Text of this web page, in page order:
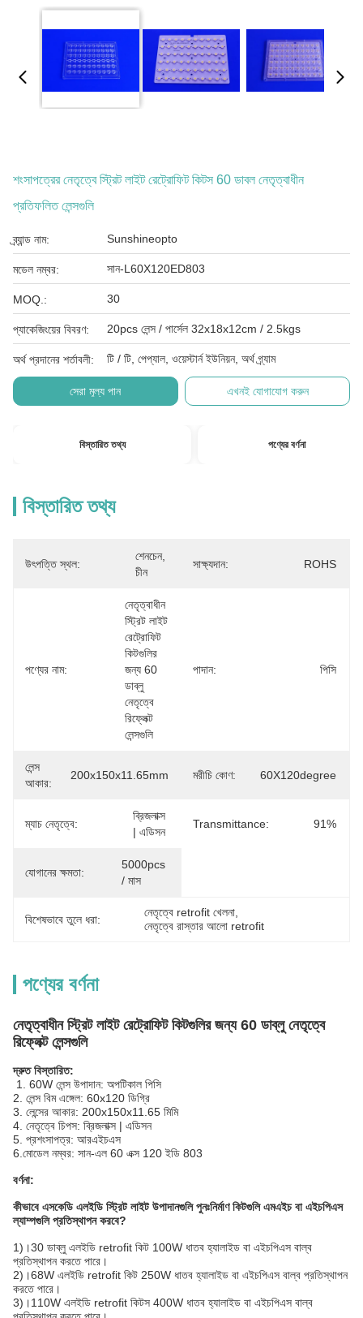
শংসাপত্রের নেতৃত্বে স্ট্রিট লাইট রেট্রোফিট কিটস 60 ডাবল নেতৃত্বাধীন
প্রতিফলিত লেন্সগুলি
ব্র্যান্ড নাম: Sunshineopto
মডেল নম্বর: সান-L60X120ED803
MOQ.: 30
প্যাকেজিংয়ের বিবরণ: 20pcs লেন্স / পার্সেল 32x18x12cm / 2.5kgs
অর্থ প্রদানের শর্তাবলী: টি / টি, পেপ্যাল, ওয়েস্টার্ন ইউনিয়ন, অর্থ গ্র্যাম
সেরা মূল্য পান এখনই যোগাযোগ করুন
বিস্তারিত তথ্য পণ্যের বর্ণনা
বিস্তারিত তথ্য
উৎপত্তি স্থল:
শেনচেন,
চীন
সাক্ষ্যদান: ROHS
পণ্যের নাম:
নেতৃত্বাধীন
স্ট্রিট লাইট
রেট্রোফিট
কিটগুলির
জন্য 60
ডাব্লু
নেতৃত্বে
রিফ্লেক্ট
লেন্সগুলি
পাদান: পিসি
লেন্স
আকার:
200x150x11.65mm মরীচি কোণ: 60X120degree
ম্যাচ নেতৃত্বে:
ব্রিজলাক্স
| এডিসন
Transmittance: 91%
যোগানের ক্ষমতা:
5000pcs
/ মাস
বিশেষভাবে তুলে ধরা:
নেতৃত্বে retrofit খেলনা
নেতৃত্বে রাস্তার আলো retrofit
পণ্যের বর্ণনা
নেতৃত্বাধীন স্ট্রিট লাইট রেট্রোফিট কিটগুলির জন্য 60 ডাব্লু নেতৃত্বে
রিফ্লেক্ট লেন্সগুলি
দ্রুত বিস্তারিত:
1. 60W লেন্স উপাদান: অপটিকাল পিসি
2. লেন্স বিম এঙ্গেল: 60x120 ডিগ্রি
3. লেন্সের আকার: 200x150x11.65 মিমি
4. নেতৃত্বে চিপস: ব্রিজলাক্স | এডিসন
5. প্রশংসাপত্র: আরএইচএস
6.মোডেল নম্বর: সান-এল 60 এক্স 120 ইডি 803
বর্ণনা:
কীভাবে এসকেডি এলইডি স্ট্রিট লাইট উপাদানগুলি পুনঃনির্মাণ কিটগুলি এমএইচ বা এইচপিএস
ল্যাম্পগুলি প্রতিস্থাপন করবে?
1)।30 ডাব্লু এলইডি retrofit কিট 100W ধাতব হ্যালাইড বা এইচপিএস বাল্ব
প্রতিস্থাপন করতে পারে।
2)।68W এলইডি retrofit কিট 250W ধাতব হ্যালাইড বা এইচপিএস বাল্ব প্রতিস্থাপন
করতে পারে।
3)।110W এলইডি retrofit কিটস 400W ধাতব হ্যালাইড বা এইচপিএস বাল্ব